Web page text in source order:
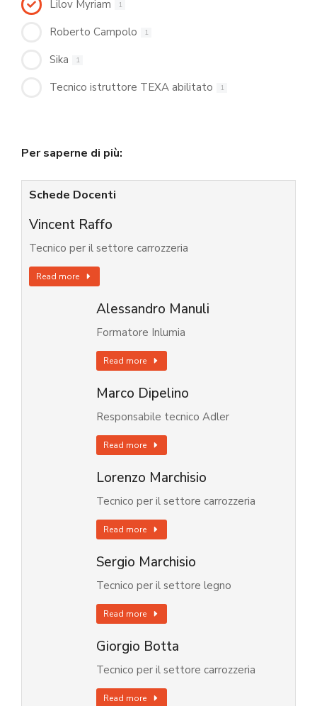
Lilov Myriam 1
Roberto Campolo 1
Sika 1
Tecnico istruttore TEXA abilitato 1
Per saperne di più:
Schede Docenti
Vincent Raffo
Tecnico per il settore carrozzeria
Read more
Alessandro Manuli
Formatore Inlumia
Read more
Marco Dipelino
Responsabile tecnico Adler
Read more
Lorenzo Marchisio
Tecnico per il settore carrozzeria
Read more
Sergio Marchisio
Tecnico per il settore legno
Read more
Giorgio Botta
Tecnico per il settore carrozzeria
Read more